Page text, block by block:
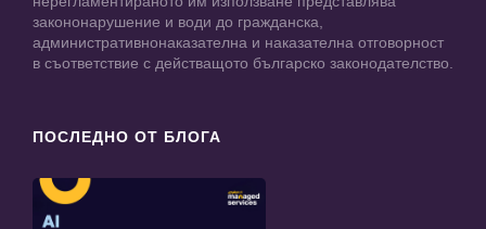
закононарушение и води до гражданска,
административнонаказателна и наказателна отговорност
в съответствие с действащото българско законодателство.
ПОСЛЕДНО ОТ БЛОГА